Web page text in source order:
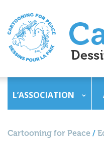
L’ASSOCIATION
Cartooning for Peace /